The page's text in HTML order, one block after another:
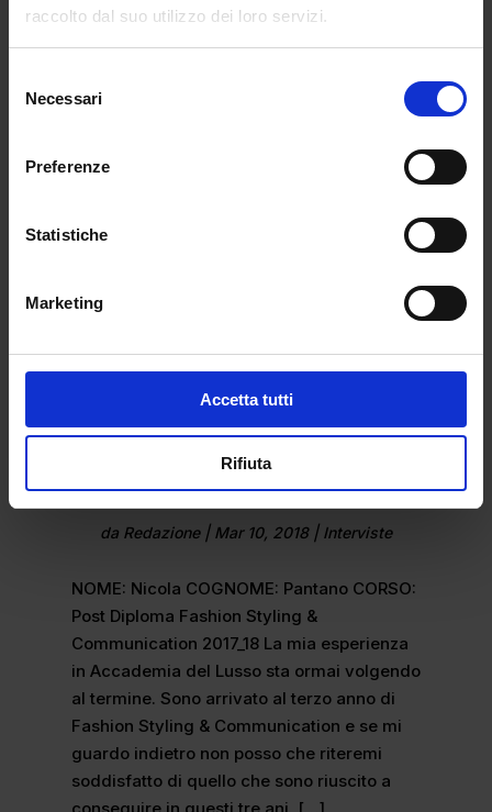
raccolto dal suo utilizzo dei loro servizi.
delNecessari
Preferenze
Statistiche
Marketing
Accetta tutti
Rifiuta
Fashion Styling & Communication
da Redazione| Mar 10, 2018| Interviste
NOME: Nicola COGNOME: Pantano CORSO:
Post Diploma Fashion Styling &
Communication 2017_18 La mia esperienza
in Accademia del Lusso sta ormai volgendo
al termine. Sono arrivato al terzo anno di
Fashion Styling & Communication e se mi
guardo indietro non posso che riteremi
soddisfatto di quello che sono riuscito a